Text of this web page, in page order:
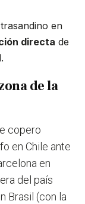
en
directa de
de la
copero
en Chile ante
en
del país
Brasil (con la